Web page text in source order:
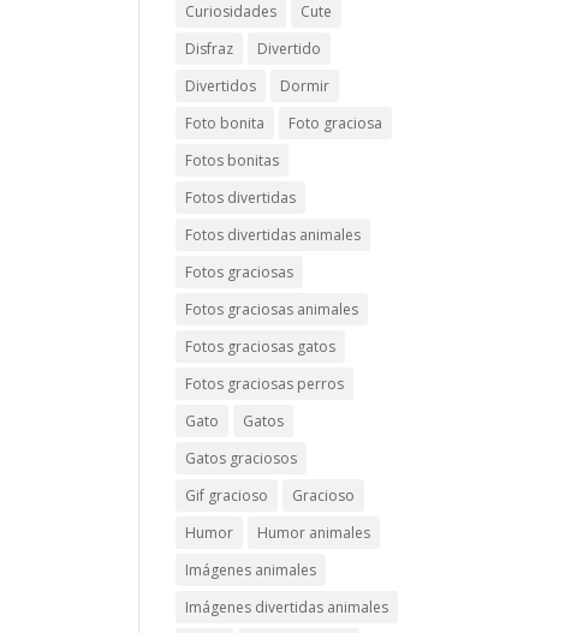
Curiosidades
Cute
Disfraz
Divertido
Divertidos
Dormir
Foto bonita
Foto graciosa
Fotos bonitas
Fotos divertidas
Fotos divertidas animales
Fotos graciosas
Fotos graciosas animales
Fotos graciosas gatos
Fotos graciosas perros
Gato
Gatos
Gatos graciosos
Gif gracioso
Gracioso
Humor
Humor animales
Imágenes animales
Imágenes divertidas animales